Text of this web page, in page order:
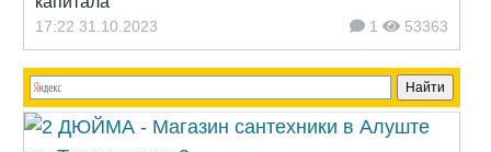
17:22 31.10.2023 1 53363